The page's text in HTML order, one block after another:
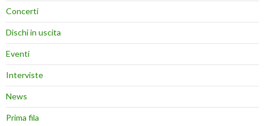
Concerti
Dischi in uscita
Eventi
Interviste
News
Prima fila